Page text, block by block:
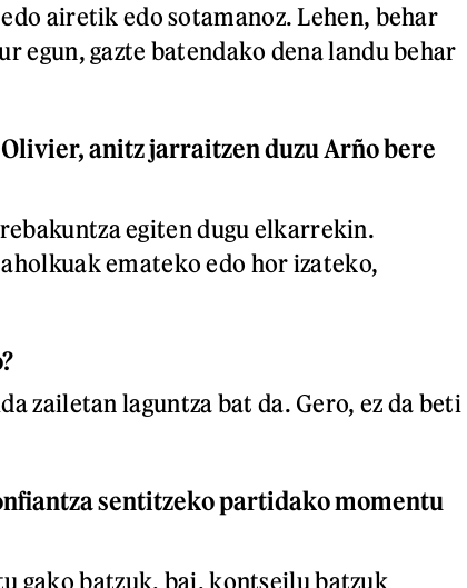
airetik edo sotamanoz. Lehen, behar
egun, gazte batendako dena landu behar
Olivier, anitz jarraitzen duzu Arño bere
egiten dugu elkarrekin.
emateko edo hor izateko,
zailetan laguntza bat da. Gero, ez da beti
sentitzeko partidako momentu
gako batzuk, bai, kontseilu batzuk